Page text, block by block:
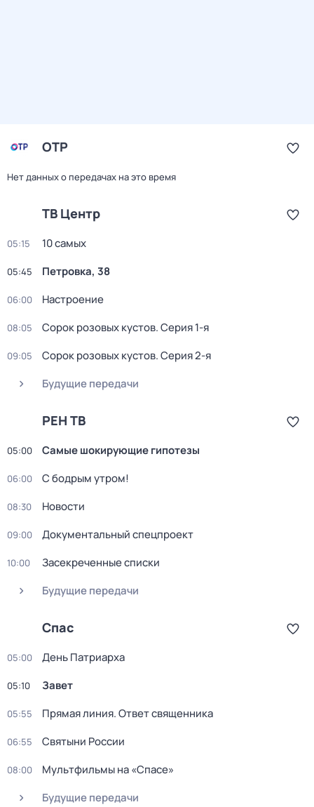
ОТР
Нет данных о передачах на это время
ТВ Центр
05:15 10 самых
05:45 Петровка, 38
06:00 Настроение
08:05 Сорок розовых кустов. Серия 1-я
09:05 Сорок розовых кустов. Серия 2-я
Будущие передачи
РЕН ТВ
05:00 Самые шoкиpующие гипотезы
06:00 С бодрым утром!
08:30 Новости
09:00 Документальный спецпроект
10:00
Заcекрeчeнныe списки
Будущие передачи
Спас
05:00 День Патриарха
05:10 Зaвeт
05:55 Прямая линия. Ответ священника
06:55 Святыни России
08:00
Мультфильмы на «Спасе»
Будущие передачи